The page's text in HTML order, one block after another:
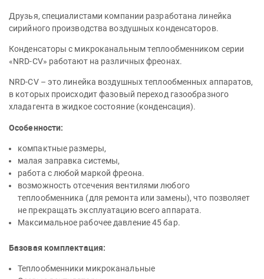
Друзья, специалистами компании разработана линейка
сирийного производства воздушных конденсаторов.
Конденсаторы с микроканальным теплообменником серии
«NRD-CV» работают на различных фреонах.
NRD-СV – это линейка воздушных теплообменных аппаратов,
в которых происходит фазовый переход газообразного
хладагента в жидкое состояние (конденсация).
Особенности:
компактные размеры,
малая заправка системы,
работа с любой маркой фреона.
возможность отсечения вентилями любого
теплообменника (для ремонта или замены), что позволяет
не прекращать эксплуатацию всего аппарата.
Максимальное рабочее давление 45 бар.
Базовая комплектация:
Теплообменники микроканальные